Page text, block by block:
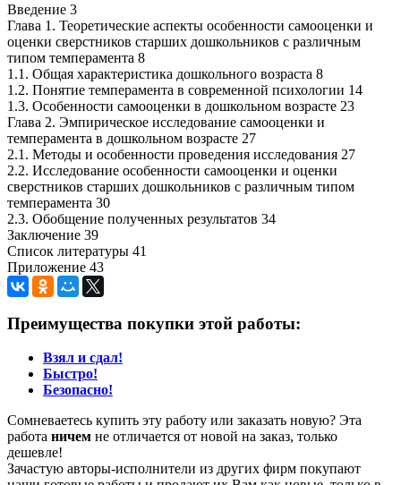
Введение 3
Глава 1. Теоретические аспекты особенности самооценки и
оценки сверстников старших дошкольников с различным
типом темперамента 8
1.1. Общая характеристика дошкольного возраста 8
1.2. Понятие темперамента в современной психологии 14
1.3. Особенности самооценки в дошкольном возрасте 23
Глава 2. Эмпирическое исследование самооценки и
темперамента в дошкольном возрасте 27
2.1. Методы и особенности проведения исследования 27
2.2. Исследование особенности самооценки и оценки
сверстников старших дошкольников с различным типом
темперамента 30
2.3. Обобщение полученных результатов 34
Заключение 39
Список литературы 41
Приложение 43
Преимущества покупки этой работы:
Взял и сдал!
Быстро!
Безопасно!
Сомневаетесь купить эту работу или заказать новую? Эта
работа ничем не отличается от новой на заказ, только
дешевле!
Зачастую авторы-исполнители из других фирм покупают